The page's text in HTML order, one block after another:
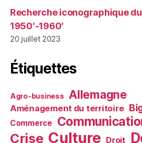
Recherche iconographique
1950′-1960′
20 juillet 2023
Étiquettes
Agro-business Allemagne
Aménagement du territoire
Commerce
Crise Culture Droit